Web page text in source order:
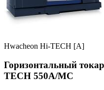
Hwacheon Hi-TECH [A]
Горизонтальный
TECH 550A/MC